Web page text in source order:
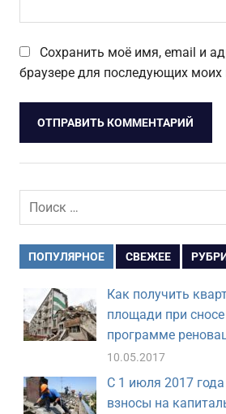
Сохранить моё имя, email и
браузере для последующих
Поиск
ПОПУЛЯРНОЕ СВЕЖЕЕ
Как получить
площади при
программе
10.05.2017
С 1 июля 2017
взносы на